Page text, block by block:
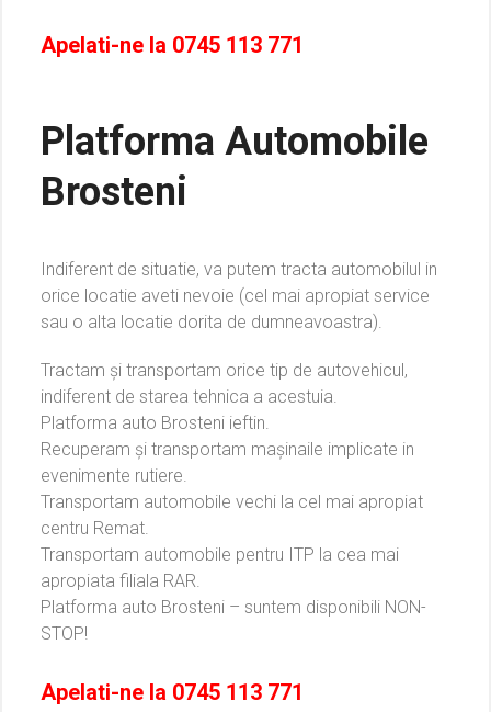
Apelati-ne la 0745 113 771
Platforma Automobile
Brosteni
Indiferent de situatie, va putem tracta automobilul in
orice locatie aveti nevoie (cel mai apropiat service
sau o alta locatie dorita de dumneavoastra).
Tractam și transportam orice tip de autovehicul,
indiferent de starea tehnica a acestuia.
Platforma auto Brosteni ieftin.
Recuperam și transportam mașinaile implicate in
evenimente rutiere.
Transportam automobile vechi la cel mai apropiat
centru Remat.
Transportam automobile pentru ITP la cea mai
apropiata filiala RAR.
Platforma auto Brosteni – suntem disponibili NON-
STOP!
Apelati-ne la 0745 113 771